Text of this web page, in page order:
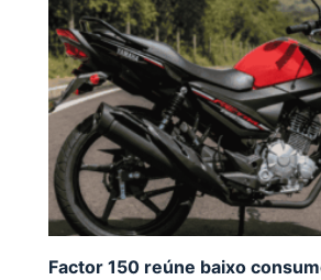
Factor 150 reúne baixo